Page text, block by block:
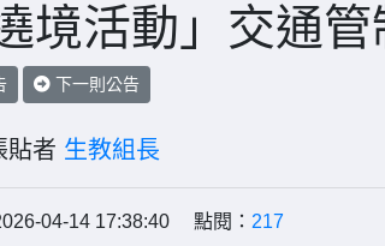
境活動」交通
下一則公告
貼者 生教組長
04-14 17:38:40 點閱： 217